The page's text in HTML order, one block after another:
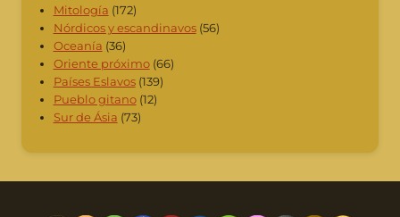
Mitología (172)
Nórdicos y escandinavos(56)
Oceanía (36)
Oriente próximo(66)
Países Eslavos(139)
Pueblo gitano(12)
Sur de Ásia (73)